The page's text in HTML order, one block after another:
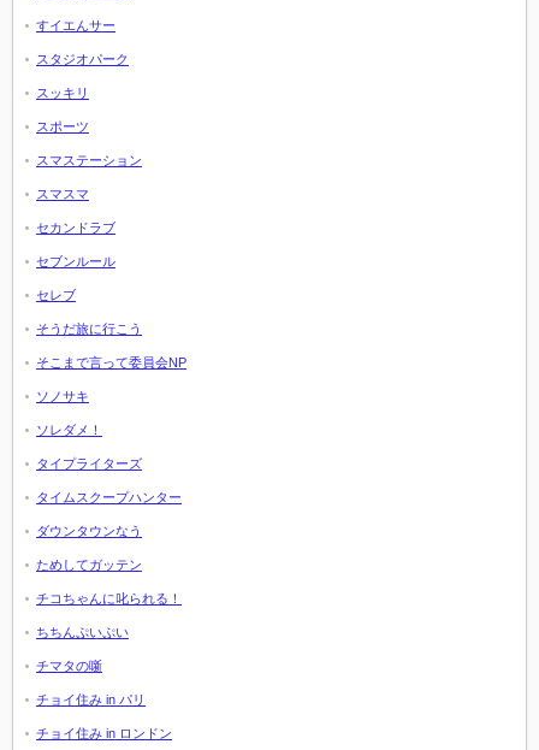
すイエんサー
スタジオパーク
スッキリ
スポーツ
スマステーション
スマスマ
セカンドラブ
セブンルール
セレブ
そうだ旅に行こう
そこまで言って委員会NP
ソノサキ
ソレダメ！
タイプライターズ
タイムスクープハンター
ダウンタウンなう
ためしてガッテン
チコちゃんに叱られる！
ちちんぷいぷい
チマタの噺
チョイ住み in パリ
チョイ住み in ロンドン